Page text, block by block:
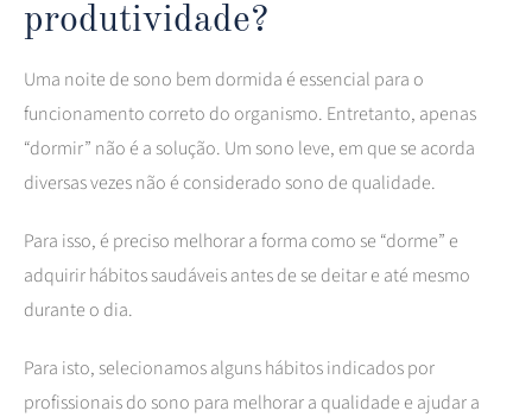
produtividade?
Uma noite de sono bem dormida é essencial para o
funcionamento correto do organismo. Entretanto, apenas
“dormir” não é a solução. Um sono leve, em que se acorda
diversas vezes não é considerado sono de qualidade.
Para isso, é preciso melhorar a forma como se “dorme” e
adquirir hábitos saudáveis antes de se deitar e até mesmo
durante o dia.
Para isto, selecionamos alguns hábitos indicados por
profissionais do sono para melhorar a qualidade e ajudar a